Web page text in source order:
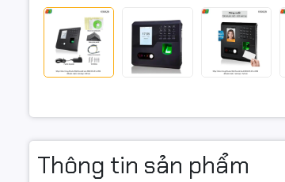
Thông tin sản phẩm